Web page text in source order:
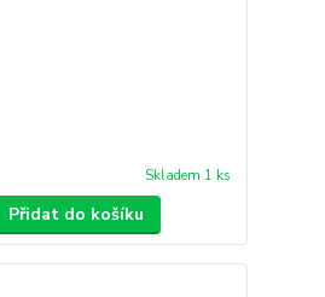
Skladem 1 ks
Přidat do košíku